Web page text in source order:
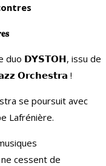
le duo 𝗗𝗬𝗦𝗧𝗢𝗛, issu de
𝗢𝗿𝗰𝗵𝗲𝘀𝘁𝗿𝗮 !
se poursuit avec
Lafrénière.
cessent de